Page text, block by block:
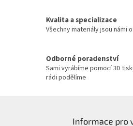
k
y
p
i
Kvalita a specializace
Všechny materiály jsou námi
Odborné poradenství
Sami vyrábíme pomocí 3D
rádi podělíme
Informace pro